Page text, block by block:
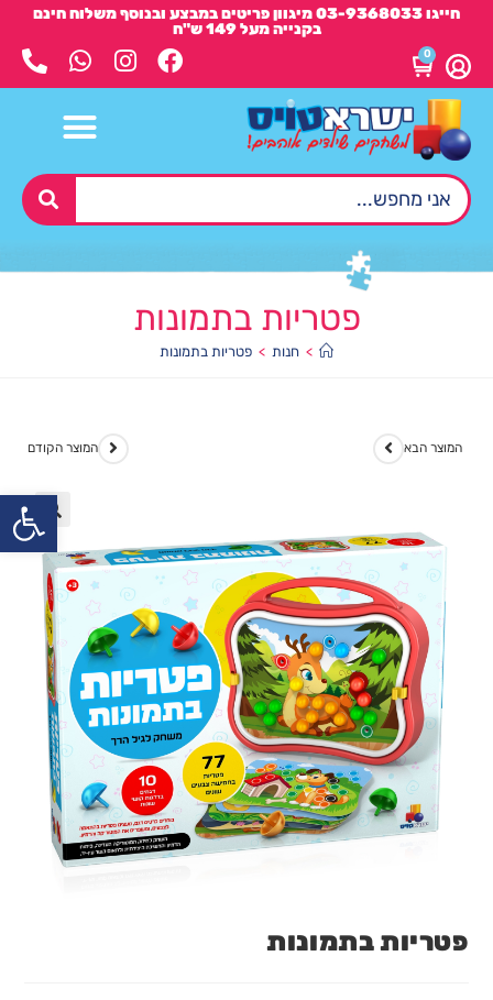
חייגו 03-9368033 מיגוון פריטים במבצע ובנוסף משלוח חינם
בקנייה מעל 149 ש"ח
0
פטריות בתמונות
> חנות > פטריות בתמונות
המוצר הקודם המוצר הבא
פטריות בתמונות